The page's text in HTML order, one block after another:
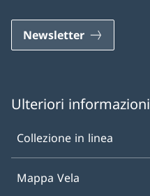
Newsletter
Ulteriori informazioni
Collezione in linea
Mappa Vela